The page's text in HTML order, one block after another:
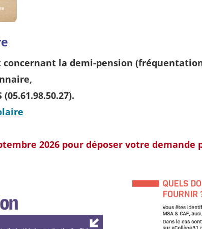
la demi-pension
2026 pour déposer votre demande